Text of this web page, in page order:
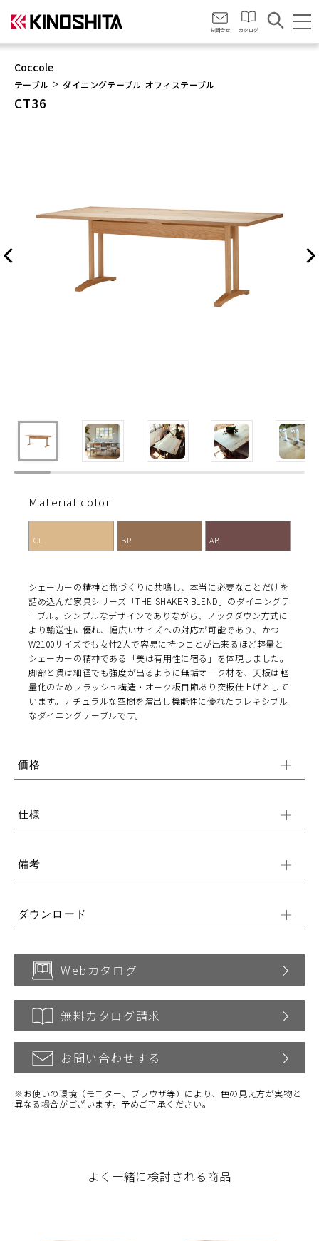
お問合せ カタログ
Coccole
テーブル ダイニングテーブル オフィステーブル
CT36
Material color
CL BR AB
シェーカーの精神と物づくりに共鳴し、本当に必要なことだけを
詰め込んだ家具シリーズ「THE SHAKER BLEND」のダイニングテ
ーブル。シンプルなデザインでありながら、ノックダウン方式に
より輸送性に優れ、幅広いサイズへの対応が可能であり、かつ
W2100サイズでも女性2人で容易に持つことが出来るほど軽量と
シェーカーの精神である「美は有用性に宿る」を体現しました。
脚部と貫は細径でも強度が出るように無垢オーク材を、天板は軽
量化のためフラッシュ構造・オーク板目節あり突板仕上げとして
います。ナチュラルな空間を演出し機能性に優れたフレキシブル
なダイニングテーブルです。
よく一緒に検討される商品
価格
仕様
備考
ダウンロード
Webカタログ
無料カタログ請求
お問い合わせする
※お使いの環境（モニター、ブラウザ等）により、色の見え方が実物と
異なる場合がございます。予めご了承ください。